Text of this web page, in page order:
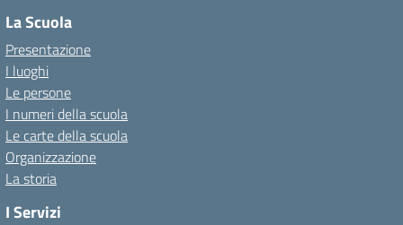
La Scuola
Presentazione
I luoghi
Le persone
I numeri della scuola
Le carte della scuola
Organizzazione
La storia
I Servizi